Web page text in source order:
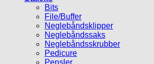
Bits
File/Buffer
Neglebåndsklipper
Neglebåndssaks
Neglebåndsskrubber
Pedicure